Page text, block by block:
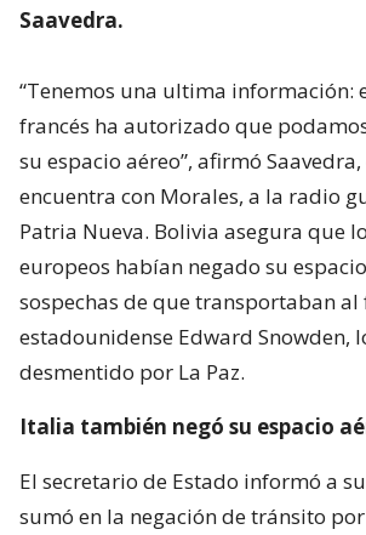
Saavedra.
“Tenemos una ultima información:
francés ha autorizado que
su espacio aéreo”, afirmó
encuentra con Morales, a la radio
Patria Nueva. Bolivia asegura que
europeos habían negado su
sospechas de que transportaban
estadounidense Edward Snowden,
desmentido por La Paz.
Italia también negó su espacio
El secretario de Estado informó a
sumó en la negación de tránsito